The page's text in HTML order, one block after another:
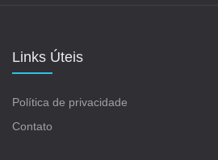
Links Úteis
Política de privacidade
Contato